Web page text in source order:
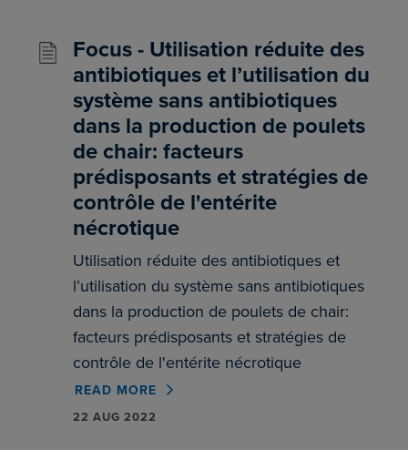
Focus - Utilisation réduite des
antibiotiques et l’utilisation du
système sans antibiotiques
dans la production de poulets
de chair: facteurs
prédisposants et stratégies de
contrôle de l'entérite
nécrotique
Utilisation réduite des antibiotiques et
l’utilisation du système sans antibiotiques
dans la production de poulets de chair:
facteurs prédisposants et stratégies de
contrôle de l'entérite nécrotique
READ MORE
22 AUG 2022